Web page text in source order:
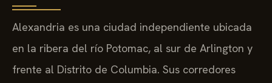
Alexandria es una ciudad independiente ubicada
en la ribera del río Potomac, al sur de Arlington y
frente al Distrito de Columbia. Sus corredores